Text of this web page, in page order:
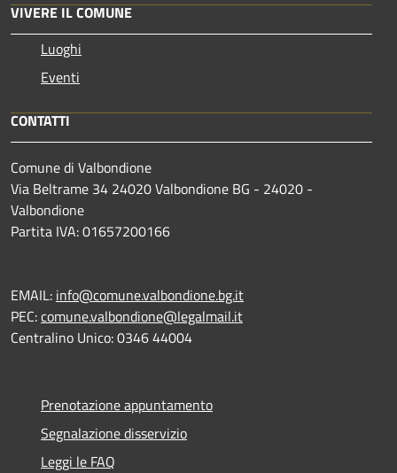
VIVERE IL COMUNE
Luoghi
Eventi
CONTATTI
Comune di Valbondione
Via Beltrame 34 24020 Valbondione BG - 24020 -
Valbondione
Partita IVA: 01657200166
EMAIL: info@comune.valbondione.bg.it
PEC:comune.valbondione@legalmail.it
Centralino Unico: 0346 44004
Prenotazione appuntamento
Segnalazione disservizio
Leggi le FAQ